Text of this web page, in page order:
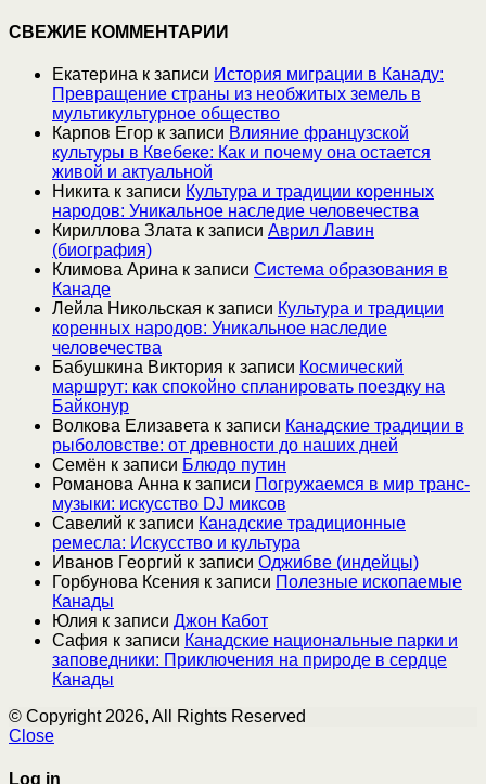
СВЕЖИЕ КОММЕНТАРИИ
Екатерина к записи История миграции в Канаду:
Превращение страны из необжитых земель в
мультикультурное общество
Карпов Егор к записи Влияние французской
культуры в Квебеке: Как и почему она остается
живой и актуальной
Никита к записи Культура и традиции коренных
народов: Уникальное наследие человечества
Кириллова Злата к записи Аврил Лавин
(биография)
Климова Арина к записи Система образования в
Канаде
Лейла Никольская к записи Культура и традиции
коренных народов: Уникальное наследие
человечества
Бабушкина Виктория к записи Космический
маршрут: как спокойно спланировать поездку на
Байконур
Волкова Елизавета к записи Канадские традиции в
рыболовстве: от древности до наших дней
Семён к записи Блюдо путин
Романова Анна к записи Погружаемся в мир транс-
музыки: искусство DJ миксов
Савелий к записи Канадские традиционные
ремесла: Искусство и культура
Иванов Георгий к записи Оджибве (индейцы)
Горбунова Ксения к записи Полезные ископаемые
Канады
Юлия к записи Джон Кабот
Сафия к записи Канадские национальные парки и
заповедники: Приключения на природе в сердце
Канады
© Copyright 2026, All Rights Reserved
Close
Log in